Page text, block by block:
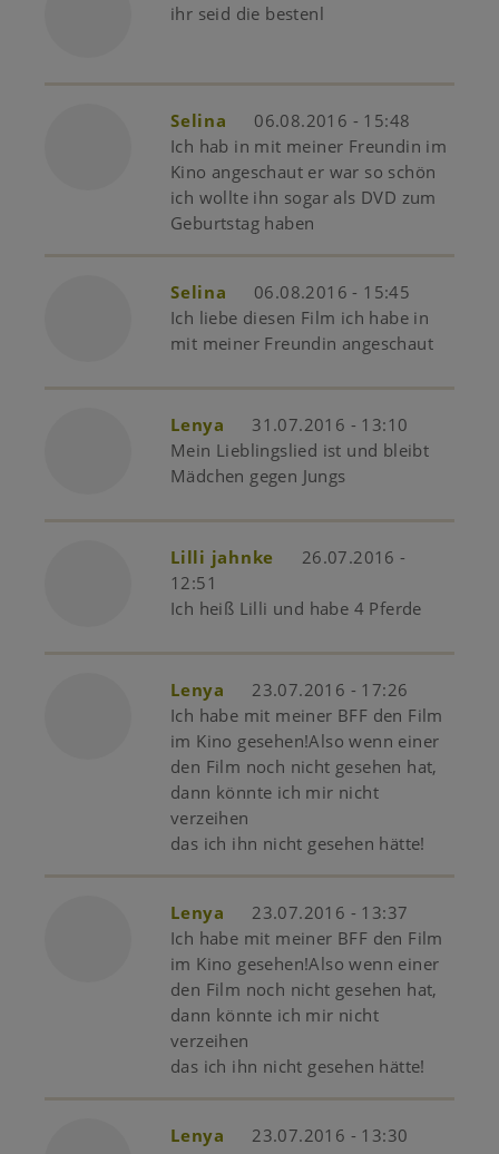
ihr seid die bestenl
Selina
06.08.2016 - 15:48
Ich hab in mit meiner Freundin im
Kino angeschaut er war so schön
ich wollte ihn sogar als DVD zum
Geburtstag haben
Selina
06.08.2016 - 15:45
Ich liebe diesen Film ich habe in
mit meiner Freundin angeschaut
Lenya
31.07.2016 - 13:10
Mein Lieblingslied ist und bleibt
Mädchen gegen Jungs
Lilli jahnke
26.07.2016 -
12:51
Ich heiß Lilli und habe 4 Pferde
Lenya
23.07.2016 - 17:26
Ich habe mit meiner BFF den Film
im Kino gesehen!Also wenn einer
den Film noch nicht gesehen hat,
dann könnte ich mir nicht
verzeihen
das ich ihn nicht gesehen hätte!
Lenya
23.07.2016 - 13:37
Ich habe mit meiner BFF den Film
im Kino gesehen!Also wenn einer
den Film noch nicht gesehen hat,
dann könnte ich mir nicht
verzeihen
das ich ihn nicht gesehen hätte!
Lenya
23.07.2016 - 13:30